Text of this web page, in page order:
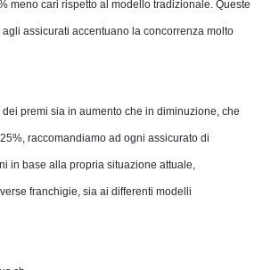
meno cari rispetto al modello tradizionale. Queste
assicurati accentuano la concorrenza molto
premi sia in aumento che in diminuzione, che
raccomandiamo ad ogni assicurato di
in base alla propria situazione attuale,
franchigie, sia ai differenti modelli